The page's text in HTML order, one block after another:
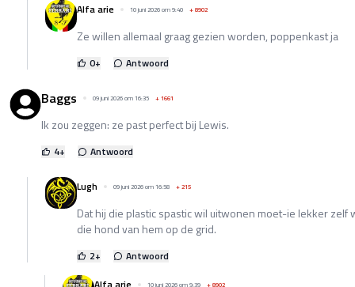
Alfa arie 10 juni 2026 om 9:40 +8902
Ze willen allemaal graag gezien worden, poppenkast ja
0+ Antwoord
Baggs 09 juni 2026 om 16:35 +1661
Ik zou zeggen: ze past perfect bij Lewis.
4+ Antwoord
Lugh 09 juni 2026 om 16:58 +215
Dat hij die plastic spastic wil uitwonen moet-ie lekker zelf
die hond van hem op de grid.
2+
Antwoord
10 juni 2026 om 9:39 +8902